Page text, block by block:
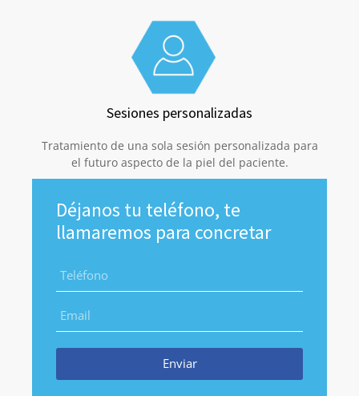
Sesiones personalizadas
Tratamiento de una sola sesión personalizada para
el futuro aspecto de la piel del paciente.
Déjanos tu teléfono, te
llamaremos para concretar
Enviar